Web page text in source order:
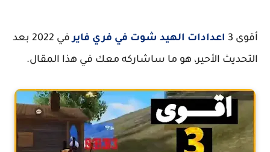
اعدادات الهيد شوت في فري فاير
في 2022 بعد
الأحير، هو ما ساشاركه معك في هذا المقال.